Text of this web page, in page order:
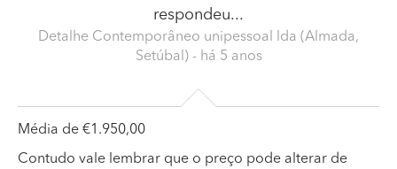
respondeu...
Detalhe Contemporâneo unipessoal lda (Almada,
Setúbal) - há 5 anos
Média de €1.950,00
Contudo vale lembrar que o preço pode alterar de